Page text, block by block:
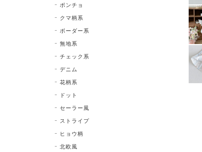
ポンチョ
クマ柄系
ボーダー系
無地系
チェック系
デニム
花柄系
ドット
セーラー風
ストライプ
ヒョウ柄
北欧風